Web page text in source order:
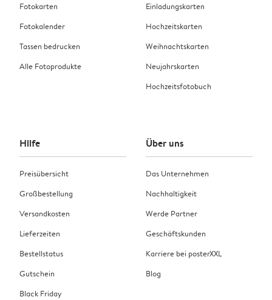
Fotokarten
Fotokalender
Tassen bedrucken
Alle Fotoprodukte
Einladungskarten
Hochzeitskarten
Weihnachtskarten
Neujahrskarten
Hochzeitsfotobuch
Hilfe
Preisübersicht
Großbestellung
Versandkosten
Lieferzeiten
Bestellstatus
Gutschein
Black Friday
Über uns
Das Unternehmen
Nachhaltigkeit
Werde Partner
Geschäftskunden
Karriere bei posterXXL
Blog